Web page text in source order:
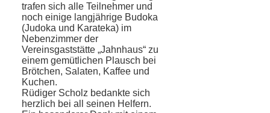
trafen sich alle Teilnehmer und
noch einige lang­jährige Budoka
(Judoka und Karateka) im
Nebenzimmer der
Vereinsgaststätte „Jahn­haus“ zu
einem gemütlichen Plausch bei
Brötchen, Salaten, Kaffee und
Kuchen.
Rüdiger Scholz bedankte sich
herzlich bei all seinen Helfern.